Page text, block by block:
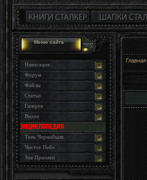
Меню сайта
Навигация
Форум
Файлы
Статьи
Галерея
Видео
Тень Чернобыля
Чистое Небо
Зов Припяти
Главная